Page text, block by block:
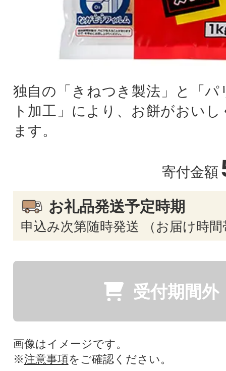
独自の「きねつき製法」と「パ
ト加工」により、お餅がおい
ます。
寄付金額
お礼品発送予定時期
申込み次第随時発送 （お届け時
受付期間外
画像はイメージです。
※注意事項をご確認ください。